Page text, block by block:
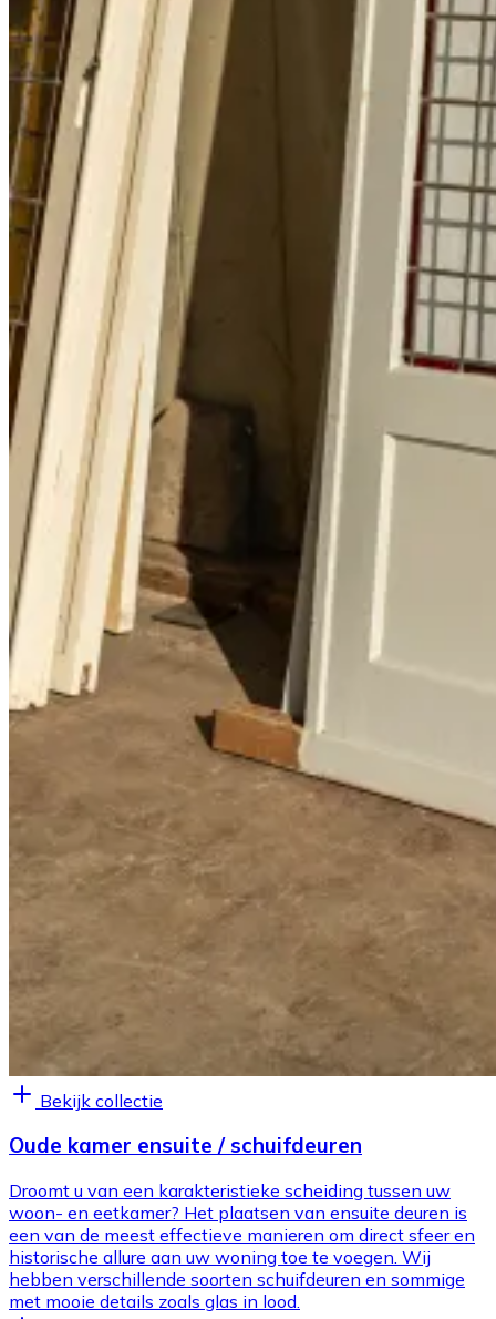
Bekijk collectie
Oude kamer ensuite / schuifdeuren
Droomt u van een karakteristieke scheiding tussen uw
woon- en eetkamer? Het plaatsen van ensuite deuren is
een van de meest effectieve manieren om direct sfeer en
historische allure aan uw woning toe te voegen. Wij
hebben verschillende soorten schuifdeuren en sommige
met mooie details zoals glas in lood.